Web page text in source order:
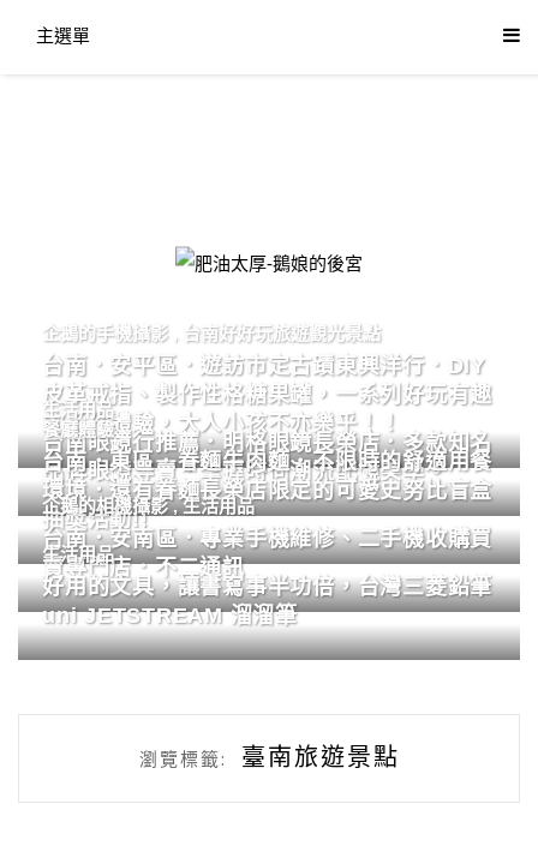
主選單
肥油太厚-鵝娘的後宮
企鵝的手機攝影 台南好好玩旅遊觀光景點
台南．安平區．遊訪市定古蹟東興洋行．DIY
皮革戒指、製作性格糖果罐，一系列好玩有趣
的手作體驗，大人小孩不亦樂乎！！
生活用品
台南眼鏡行推薦．明格眼鏡長榮店．多款知名
品牌眼鏡專賣．掌握時尚潮流配鏡美學。
餐廳體驗
台南．東區．眷麵牛肉麵．不限時的舒適用餐
環境．還有眷麵長榮店限定的可愛史努比盲盒
抽獎活動!!
企鵝的相機攝影,生活用品
台南．安南區．專業手機維修、二手機收購買
賣專門店．不二通訊
生活用品
好用的文具，讓書寫事半功倍，台灣三菱鉛筆
uni JETSTREAM 溜溜筆
瀏覽標籤: 臺南旅遊景點